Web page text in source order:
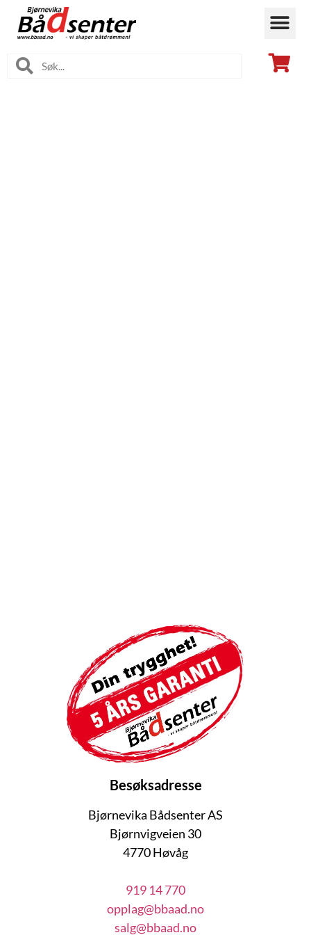
Besøksadresse
Bjørnevika Bådsenter AS
Bjørnvigveien 30
4770 Høvåg
919 14 770
opplag@bbaad.no
salg@bbaad.no